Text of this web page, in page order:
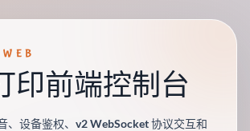
印前端控制台
、设备鉴权、v2 WebSocket 协议交互和